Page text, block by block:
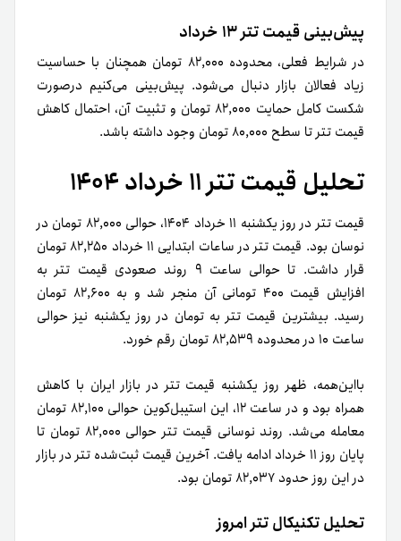
پیش‌بینی قیمت تتر ۱۳ خرداد
در شرایط فعلی، محدوده ۸۲,۰۰۰ تومان همچنان با حساسیت
زیاد فعالان بازار دنبال می‌شود. پیش‌بینی می‌کنیم درصورت
شکست کامل حمایت ۸۲,۰۰۰ تومان و تثبیت آن، احتمال کاهش
قیمت تتر تا سطح ۸۰,۰۰۰ تومان وجود داشته باشد.
تحلیل قیمت تتر ۱۱ خرداد ۱۴۰۴
قیمت تتر در روز یکشنبه ۱۱ خرداد ۱۴۰۴، حوالی ۸۲,۰۰۰ تومان در
نوسان بود. قیمت تتر در ساعات ابتدایی ۱۱ خرداد ۸۲,۲۵۰ تومان
قرار داشت. تا حوالی ساعت ۹ روند صعودی قیمت تتر به
افزایش قیمت ۴۰۰ تومانی آن منجر شد و به ۸۲,۶۰۰ تومان
رسید. بیشترین قیمت تتر به تومان در روز یکشنبه نیز حوالی
ساعت ۱۰ در محدوده ۸۲,۵۳۹ تومان رقم خورد.
بااین‌همه، ظهر روز یکشنبه قیمت تتر در بازار ایران با کاهش
همراه بود و در ساعت ۱۲، این استیبل‌کوین حوالی ۸۲,۱۰۰ تومان
معامله می‌شد. روند نوسانی قیمت تتر حوالی ۸۲,۰۰۰ تومان تا
پایان روز ۱۱ خرداد ادامه یافت. آخرین قیمت ثبت‌شده تتر در بازار
در این روز حدود ۸۲,۰۳۷ تومان بود.
تحلیل تکنیکال تتر امروز